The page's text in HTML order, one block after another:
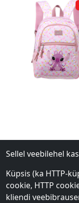
Sellel veebilehel
Küpsis (ka HTTP-
cookie, HTTP
kliendi